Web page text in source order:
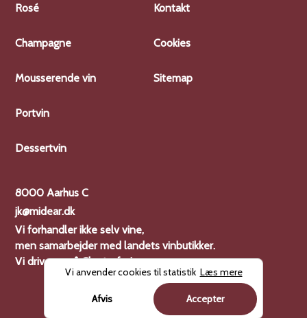
Rosé
Champagne
Mousserende vin
Portvin
Dessertvin
Kontakt
Cookies
Sitemap
8000 Aarhus C
jk@midear.dk
Vi forhandler ikke selv vine,
men samarbejder med landets vinbutikker.
Vi driver også Charterferien
Vi anvender cookies til statistik Læs mere
Afvis Accepter